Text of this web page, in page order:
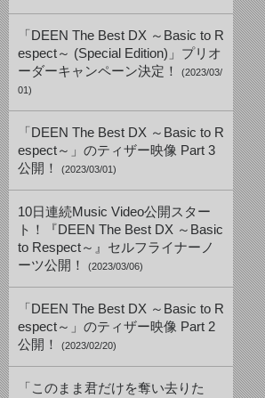
「DEEN The Best DX ～Basic to R
espect～ (Special Edition)」プリオ
ーダーキャンペーン決定！
(2023/03/
01)
「DEEN The Best DX ～Basic to R
espect～」のティザー映像 Part 3
公開！
(2023/03/01)
10日連続Music Video公開スター
ト！『DEEN The Best DX ～Basic
to Respect～』セルフライナーノ
ーツ公開！
(2023/03/06)
「DEEN The Best DX ～Basic to R
espect～」のティザー映像 Part 2
公開！
(2023/02/20)
「このまま君だけを奪い去りた